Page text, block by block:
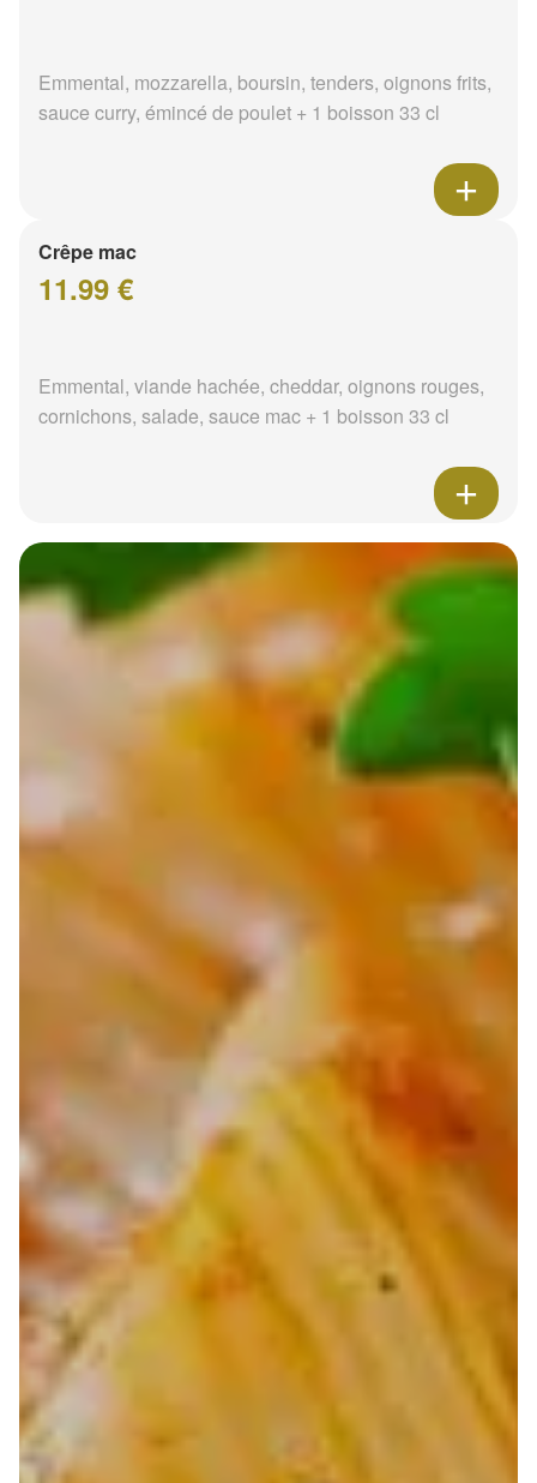
Emmental, mozzarella, boursin, tenders, oignons frits,
sauce curry, émincé de poulet + 1 boisson 33 cl
Crêpe mac
11.99 €
Emmental, viande hachée, cheddar, oignons rouges,
cornichons, salade, sauce mac + 1 boisson 33 cl